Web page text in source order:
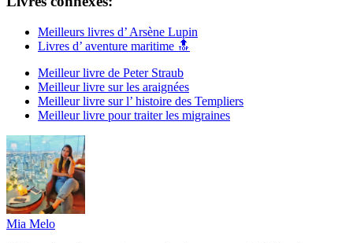
Meilleurs livres d’ Arsène Lupin
Livres d’ aventure maritime 🔝
Meilleur livre de Peter Straub
Meilleur livre sur les araignées
Meilleur livre sur l’ histoire des Templiers
Meilleur livre pour traiter les migraines
Mia Melo